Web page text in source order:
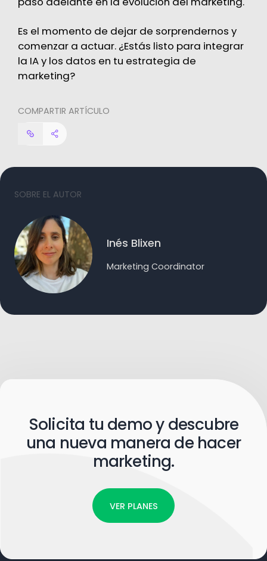
Es el momento de dejar de sorprendernos y
comenzar a actuar. ¿Estás listo para integrar
la IA y los datos en tu estrategia de
marketing?
COMPARTIR ARTÍCULO
SOBRE EL AUTOR
Inés Blixen
Marketing Coordinator
Solicita tu demo y descubre
una nueva manera de hacer
marketing.
VER PLANES